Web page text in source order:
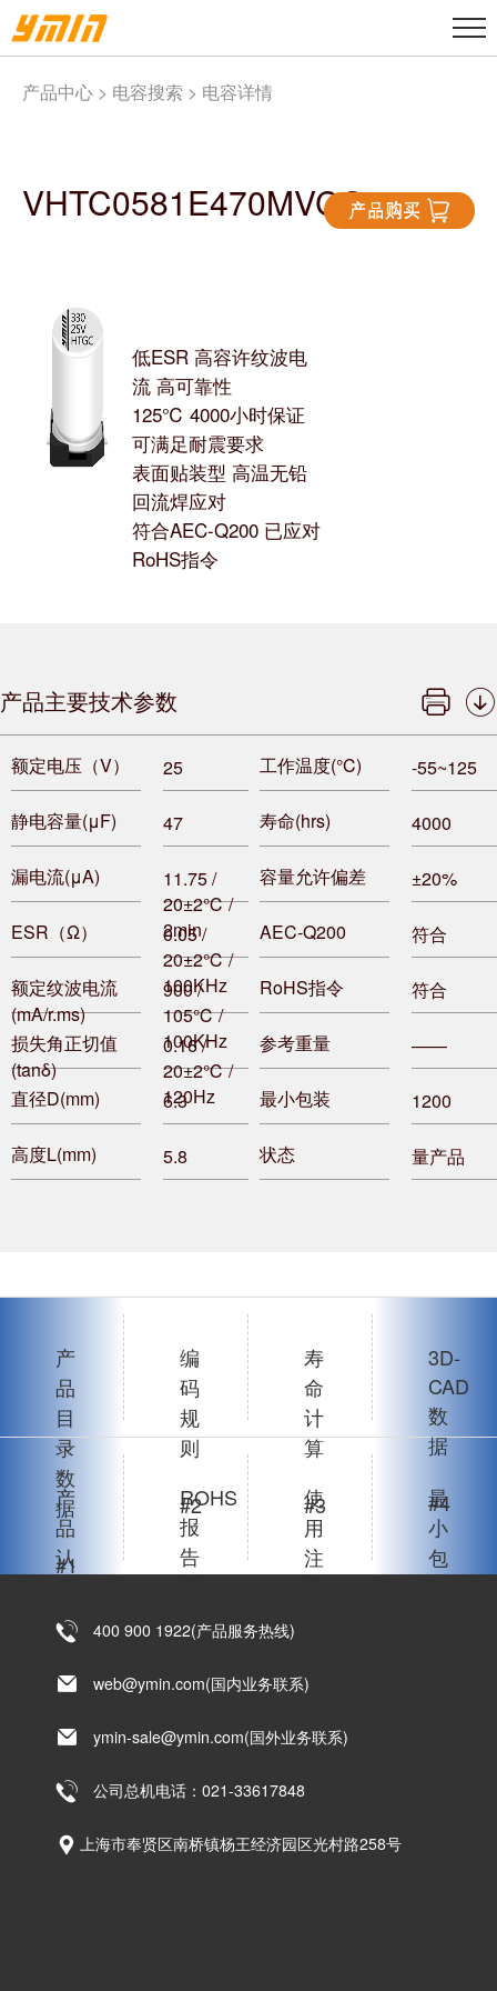
产品中心 > 电容搜索 > 电容详情
VHTC0581E470MVCG
低ESR 高容许纹波电
流 高可靠性
125℃ 4000小时保证
可满足耐震要求
表面贴装型 高温无铅
回流焊应对
符合AEC-Q200 已应对
RoHS指令
产品主要技术参数
额定电压（V） 25 工作温度(°C) -55~125
静电容量(μF) 47 寿命(hrs) 4000
漏电流(μA)
11.75 /
20±2℃ /
2min
容量允许偏差 ±20%
ESR（Ω）
0.05 /
20±2℃ /
100KHz
AEC-Q200 符合
额定纹波电流
(mA/r.ms)
900 /
105℃ /
100KHz
RoHS指令 符合
损失角正切值
(tanδ)
0.16 /
20±2℃ /
120Hz
参考重量 ——
直径D(mm) 6.3 最小包装 1200
高度L(mm) 5.8 状态 量产品
产
品
目
录
数
据
#1
编
码
规
则
#2
寿
命
计
算
#3
3D-
CAD
数
据
#4
产
品
认
#5
ROHS
报
告
#6
使
用
注
#7
最
小
包
400 900 1922(产品服务热线)
web@ymin.com(国内业务联系)
ymin-sale@ymin.com(国外业务联系)
公司总机电话：021-33617848
上海市奉贤区南桥镇杨王经济园区光村路258号